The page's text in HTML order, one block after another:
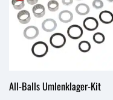
All-Balls Umlenklager-Kit